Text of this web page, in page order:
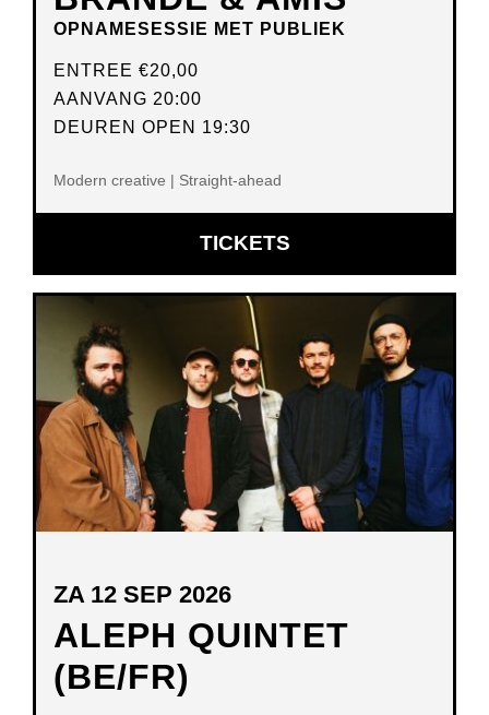
OPNAMESESSIE MET PUBLIEK
ENTREE €20,00
AANVANG 20:00
DEUREN OPEN 19:30
Modern creative | Straight-ahead
TICKETSOPENT
IN
VENSTER
ALEPH QUINTET
(BE/FR)
ZA 12 SEP 2026